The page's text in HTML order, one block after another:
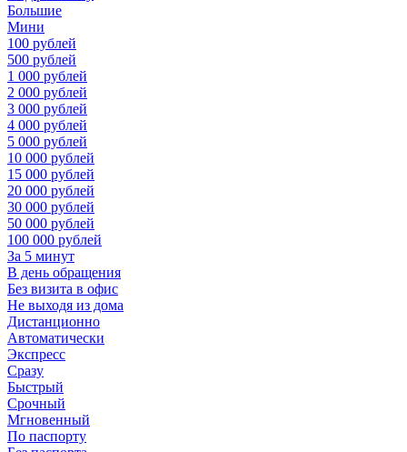
Большие
Мини
100 рублей
500 рублей
1 000 рублей
2 000 рублей
3 000 рублей
4 000 рублей
5 000 рублей
10 000 рублей
15 000 рублей
20 000 рублей
30 000 рублей
50 000 рублей
100 000 рублей
За 5 минут
В день обращения
Без визита в офис
Не выходя из дома
Дистанционно
Автоматически
Экспресс
Сразу
Быстрый
Срочный
Мгновенный
По паспорту